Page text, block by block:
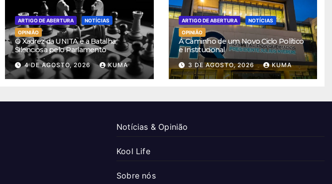
ARTIGO DE ABERTURA
NOTÍCIAS
OPINIÃO
O Xadrez da UNITA e a Batalha
Silenciosa pelo Parlamento
4 DE AGOSTO, 2026 KUMA
ARTIGO DE ABERTURA
NOTÍCIAS
OPINIÃO
A Caminho de um Novo Ciclo Político
e Institucional
3 DE AGOSTO, 2026 KUMA
Notícias & Opinião
Kool Life
Sobre nós